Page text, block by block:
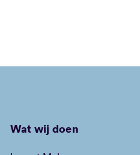
Wat wij doen